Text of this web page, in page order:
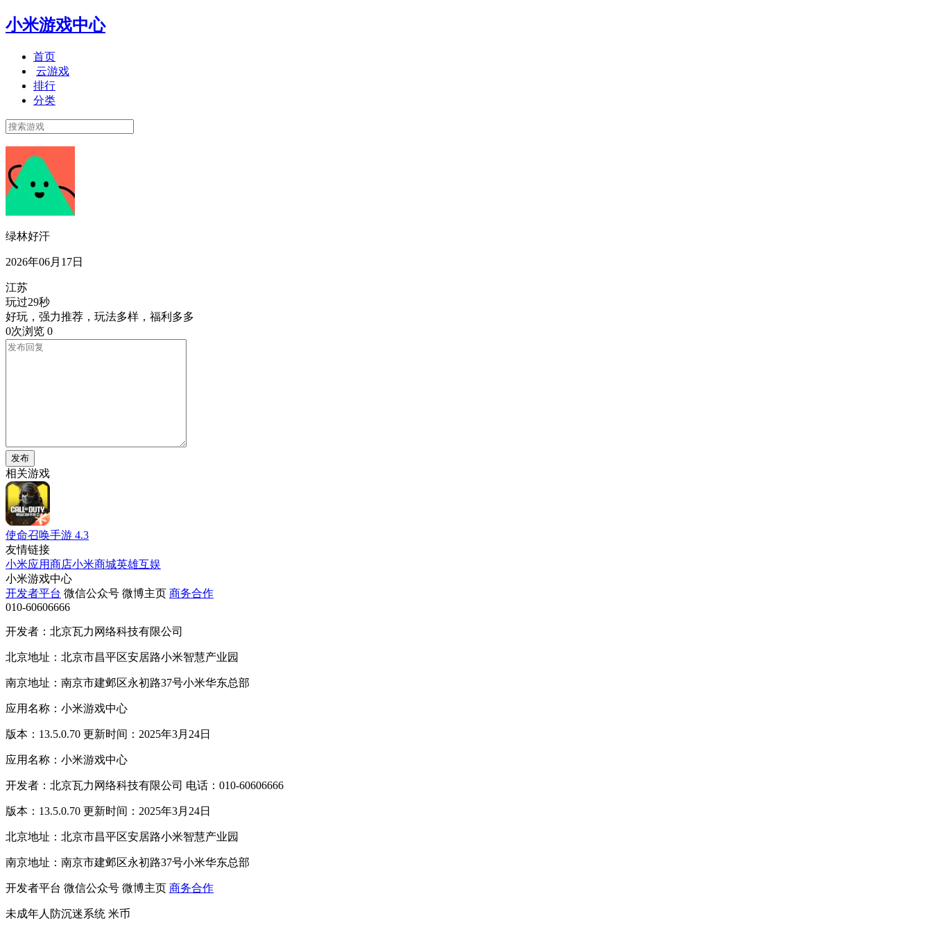
小米游戏中心
首页
云游戏
排行
分类
绿林好汗
2026年06月17日
江苏
玩过29秒
好玩，强力推荐，玩法多样，福利多多
0次浏览 0
发布
相关游戏
使命召唤手游 4.3
友情链接
小米应用商店小米商城英雄互娱
小米游戏中心
开发者平台 微信公众号 微博主页 商务合作
010-60606666
开发者：北京瓦力网络科技有限公司
北京地址：北京市昌平区安居路小米智慧产业园
南京地址：南京市建邺区永初路37号小米华东总部
应用名称：小米游戏中心
版本：13.5.0.70 更新时间：2025年3月24日
应用名称：小米游戏中心
开发者：北京瓦力网络科技有限公司 电话：010-60606666
版本：13.5.0.70 更新时间：2025年3月24日
北京地址：北京市昌平区安居路小米智慧产业园
南京地址：南京市建邺区永初路37号小米华东总部
开发者平台 微信公众号 微博主页 商务合作
未成年人防沉迷系统 米币